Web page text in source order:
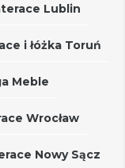
Lublin
i łóżka Toruń
Meble
Wrocław
Nowy Sącz